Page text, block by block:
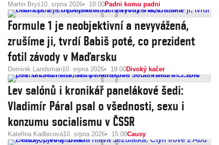
Martin Bryś10. srpna 2026 18:00Padni komu padni
Formule 1 je neobjektivní a nevyvážená,
zrušíme ji, tvrdí Babiš poté, co prezident
fotil závody v Maďarsku
Dominik Landsman10. srpna 2026 19:00Divoký kačer
Lev salónů i kronikář panelákové šedi:
Vladimír Páral psal o všednosti, sexu i
konzumu socialismu v ČSSR
Kateřina Kadlecová10. srpna 2026 15:00Causy